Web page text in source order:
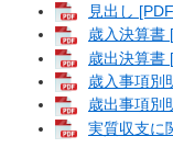
見出し
歳入決算書
歳出決算書
歳入事項別
歳出事項別
実質収支に